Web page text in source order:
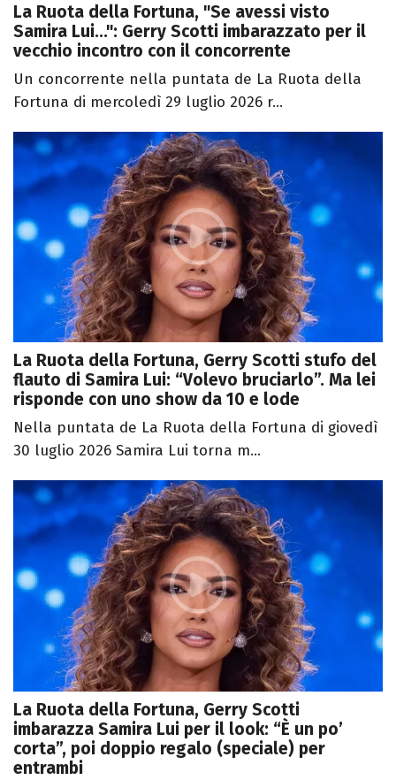
La Ruota della Fortuna, "Se avessi visto
Samira Lui...": Gerry Scotti imbarazzato per il
vecchio incontro con il concorrente
Un concorrente nella puntata de La Ruota della
Fortuna di mercoledì 29 luglio 2026 r...
La Ruota della Fortuna, Gerry Scotti stufo del
flauto di Samira Lui: “Volevo bruciarlo”. Ma lei
risponde con uno show da 10 e lode
Nella puntata de La Ruota della Fortuna di giovedì
30 luglio 2026 Samira Lui torna m...
La Ruota della Fortuna, Gerry Scotti
imbarazza Samira Lui per il look: “È un po’
corta”, poi doppio regalo (speciale) per
entrambi